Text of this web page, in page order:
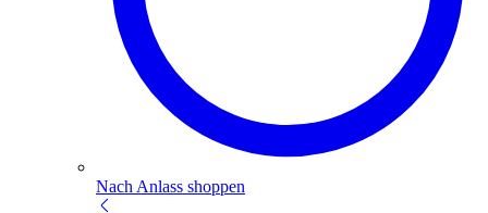
Nach Anlass shoppen